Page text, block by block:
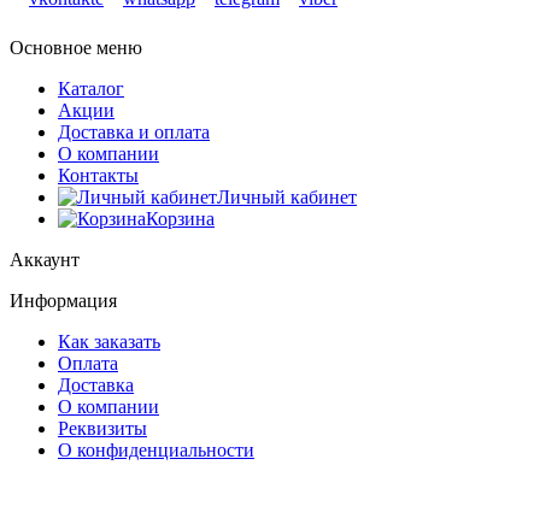
Основное меню
Каталог
Акции
Доставка и оплата
О компании
Контакты
Личный кабинет
Корзина
Аккаунт
Информация
Как заказать
Оплата
Доставка
О компании
Реквизиты
О конфиденциальности